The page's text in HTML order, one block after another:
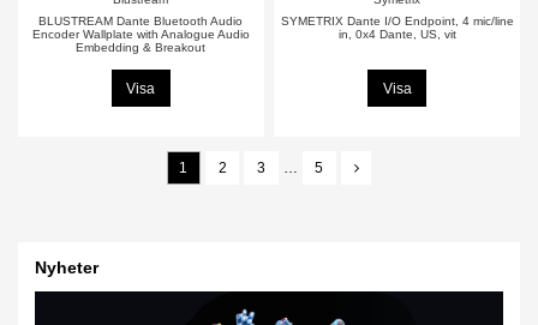
BLUSTREAM Dante Bluetooth Audio
Encoder Wallplate with Analogue Audio
Embedding & Breakout
Visa
SYMETRIX Dante I/O Endpoint, 4 mic/line
in, 0x4 Dante, US, vit
Visa
1 2 3 … 5
Nyheter